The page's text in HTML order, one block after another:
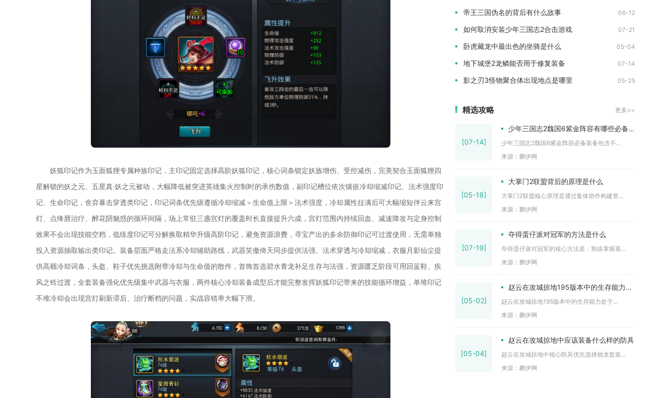
妖狐印记作为玉面狐狸专属种族印记，主印记固定选择高阶妖狐印记，核心词条锁定妖族增伤、受控减伤，完美契合玉面狐狸四
星解锁的妖之元、五星真·妖之元被动，大幅降低被突进英雄集火控制时的承伤数值，副印记槽位依次镶嵌冷却缩减印记、法术强度印
记、生命印记，舍弃暴击穿透类印记，印记词条优先级遵循冷却缩减＞生命值上限＞法术强度，冷却属性拉满后可大幅缩短伴云来宫
灯、点绛唇治疗、醉花阴魅惑的循环间隔，场上常驻三盏宫灯的覆盖时长直接提升六成，宫灯范围内持续回血、减速降攻与定身控制
效果不会出现技能空档，低练度印记可分解换取精华升级高阶印记，避免资源浪费，寻宝产出的多余防御印记可过渡使用，无需单独
投入资源抽取输出类印记。装备层面严格走法系冷却辅助路线，武器笑傲倚天同步提供法强、法术穿透与冷却缩减，衣服月影仙尘提
供高额冷却词条，头盔、鞋子优先挑选附带冷却与生命值的散件，首饰首选碧水青龙补足生存与法强，资源匮乏阶段可用回蓝鞋、疾
风之铃过渡，全套装备强化优先级集中武器与衣服，两件核心冷却装备成型后才能完整发挥妖狐印记带来的技能循环增益，单堆印记
不堆冷却会出现宫灯刷新滞后、治疗断档的问题，实战容错率大幅下滑。
帝王三国伪名的背后有什么故事 06-12
如何取消安装少年三国志2合击游戏 07-21
卧虎藏龙中最出色的坐骑是什么 05-04
地下城堡2龙鳞能否用于修复装备 07-14
影之刃3怪物聚合体出现地点是哪里 05-25
精选攻略 更多>>
[07-14]
少年三国志2魏国6紫金阵容有哪些必备装备
少年三国志2魏国6紫金阵容必备装备包含不...
来源：鹏伊网
[05-18]
大掌门2联盟背后的原理是什么
大掌门2联盟核心原理是通过集体协作构建资...
来源：鹏伊网
[07-19]
夺得蛋仔派对冠军的方法是什么
夺得蛋仔派对冠军的核心方法是：熟练掌握基...
来源：鹏伊网
[05-02]
赵云在攻城掠地195版本中的生存能力如何
赵云在攻城掠地195版本中的生存能力处于...
来源：鹏伊网
[05-04]
赵云在攻城掠地中应该装备什么样的防具
赵云在攻城掠地中核心防具优先选择烛龙套装...
来源：鹏伊网